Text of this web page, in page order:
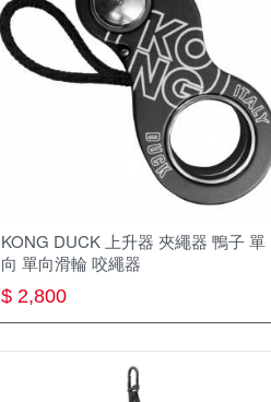
KONG DUCK 上升器 夾繩器 鴨子 單
向 單向滑輪 咬繩器
$ 2,800